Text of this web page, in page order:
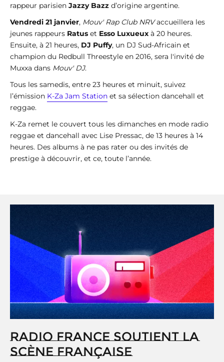
rappeur parisien Jazzy Bazz d’origine argentine.
Vendredi 21 janvier, Mouv' Rap Club NRVaccueillera les
jeunes rappeurs Ratus et Esso Luxueux à 20 heures.
Ensuite, à 21 heures, DJ Puffy, un DJ Sud-Africain et
champion du Redbull Threestyle en 2016, sera l'invité de
Muxxa dans Mouv' DJ.
Tous les samedis, entre 23 heures et minuit, suivez
l’émission K-Za Jam Station et sa sélection dancehall et
reggae.
K-Za remet le couvert tous les dimanches en mode radio
reggae et dancehall avec Lise Pressac, de 13 heures à 14
heures. Des albums à ne pas rater ou des invités de
prestige à découvrir, et ce, toute l’année.
RADIO FRANCE SOUTIENT LA
SCÈNE FRANÇAISE